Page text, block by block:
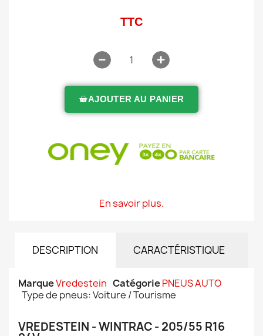
TTC
AJOUTER AU PANIER
En savoir plus.
DESCRIPTION CARACTÉRISTIQUE
MarqueVredestein CatégoriePNEUS AUTO
Type de pneus: Voiture / Tourisme
VREDESTEIN - WINTRAC - 205/55 R16